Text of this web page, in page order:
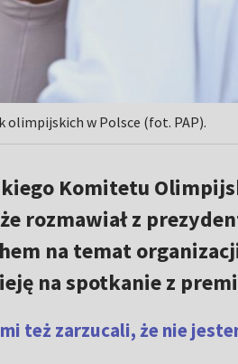
olimpijskich w Polsce (fot. PAP).
Komitetu
rozmawiał z
na temat
na spotkanie z
też zarzucali, że nie